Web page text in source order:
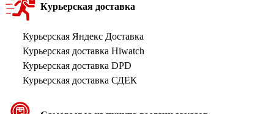
Курьерская доставка
Курьерская Яндекс Доставка
Курьерская доставка Hiwatch
Курьерская доставка DPD
Курьерская доставка СДЕК